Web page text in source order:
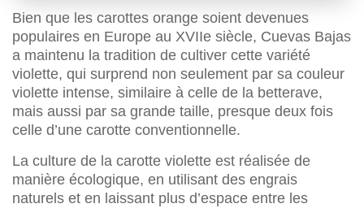
Bien que les carottes orange soient devenues
populaires en Europe au XVIIe siècle, Cuevas Bajas
a maintenu la tradition de cultiver cette variété
violette, qui surprend non seulement par sa couleur
violette intense, similaire à celle de la betterave,
mais aussi par sa grande taille, presque deux fois
celle d’une carotte conventionnelle.
La culture de la carotte violette est réalisée de
manière écologique, en utilisant des engrais
naturels et en laissant plus d’espace entre les